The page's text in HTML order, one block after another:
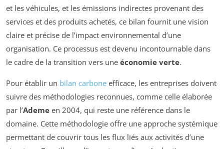
et les véhicules, et les émissions indirectes provenant des
services et des produits achetés, ce bilan fournit une vision
claire et précise de l’impact environnemental d’une
organisation. Ce processus est devenu incontournable dans
le cadre de la transition vers une économie verte.
Pour établir un bilan carbone efficace, les entreprises doivent
suivre des méthodologies reconnues, comme celle élaborée
par l’Ademe en 2004, qui reste une référence dans le
domaine. Cette méthodologie offre une approche systémique
permettant de couvrir tous les flux liés aux activités d’une